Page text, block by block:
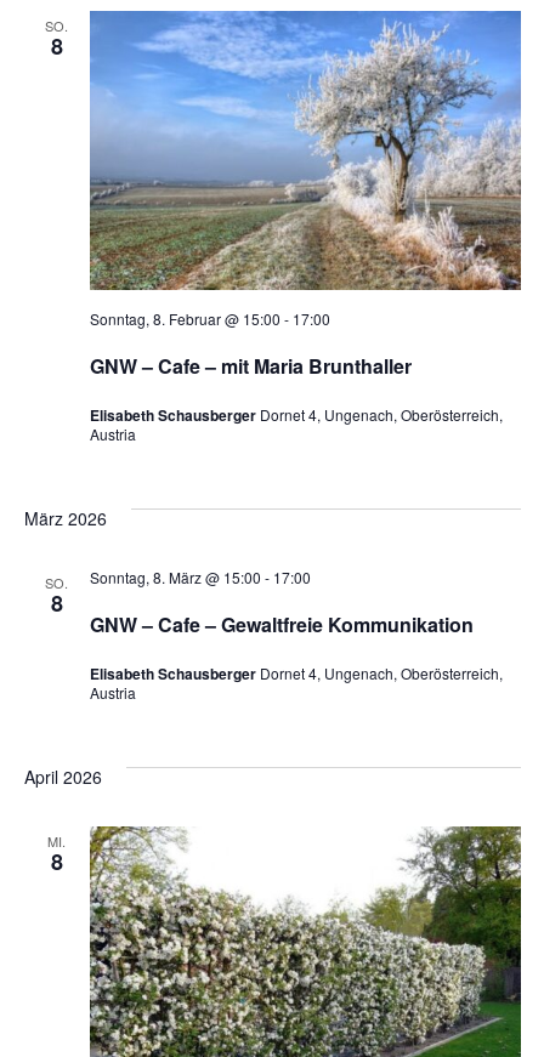
SO.
8
GNW – Cafe – mit Maria Brunthaller
Sonntag, 8. Februar @ 15:00 - 17:00
Elisabeth Schausberger Dornet 4, Ungenach, Oberösterreich,
Austria
März 2026
SO.
8
GNW – Cafe – Gewaltfreie Kommunikation
Sonntag, 8. März @ 15:00 - 17:00
Elisabeth Schausberger Dornet 4, Ungenach, Oberösterreich,
Austria
April 2026
MI.
8